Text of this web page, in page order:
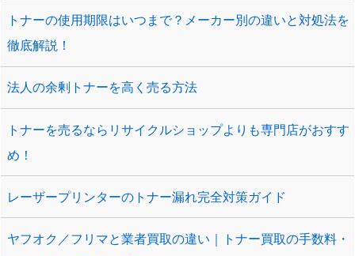
トナーの使用期限はいつまで？メーカー別の違いと対処法を
徹底解説！
法人の余剰トナーを高く売る方法
トナーを売るならリサイクルショップよりも専門店がおすす
め！
レーザープリンターのトナー漏れ完全対策ガイド
ヤフオク／フリマと業者買取の違い｜トナー買取の手数料・